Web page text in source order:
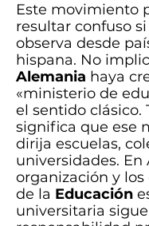
Este movimiento
resultar confuso
observa desde
hispana. No
Alemania haya
«ministerio de
el sentido clásico.
significa que ese
dirija escuelas,
universidades. En
organización y
de la Educación
universitaria